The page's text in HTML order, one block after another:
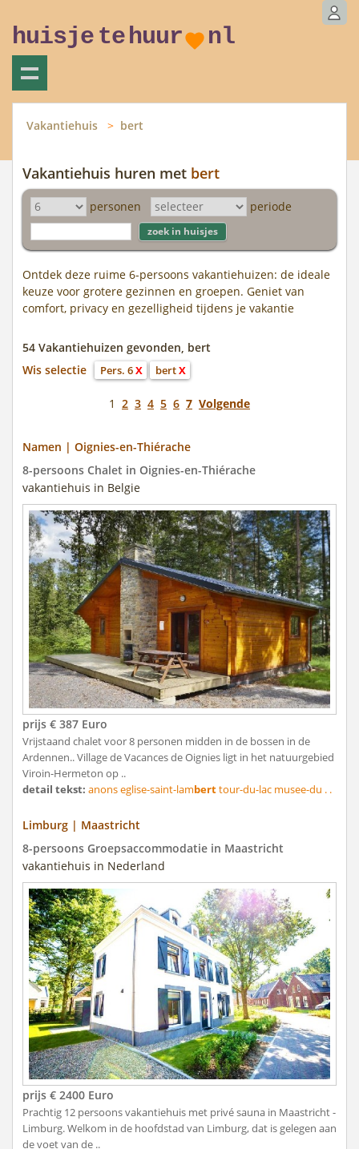
huisje tehuur nl
Vakantiehuis bert
Vakantiehuis huren met bert
personen periode
Ontdek deze ruime 6-persoons vakantiehuizen: de ideale
keuze voor grotere gezinnen en groepen. Geniet van
comfort, privacy en gezelligheid tijdens je vakantie
54 Vakantiehuizen gevonden, bert
Wis selectie
Pers. 6X bertX
1 2 3 4 5 6 7 Volgende
Namen | Oignies-en-Thiérache
8-persoons Chalet in Oignies-en-Thiérache
vakantiehuis in Belgie
prijs € 387 Euro
Vrijstaand chalet voor 8 personen midden in de bossen in de
Ardennen.. Village de Vacances de Oignies ligt in het natuurgebied
Viroin-Hermeton op ..
detail tekst: anons eglise-saint-lamberttour-du-lac musee-du . .
Limburg | Maastricht
8-persoons Groepsaccommodatie in Maastricht
vakantiehuis in Nederland
prijs € 2400 Euro
Prachtig 12 persoons vakantiehuis met privé sauna in Maastricht -
Limburg. Welkom in de hoofdstad van Limburg, dat is gelegen aan
de voet van de ..